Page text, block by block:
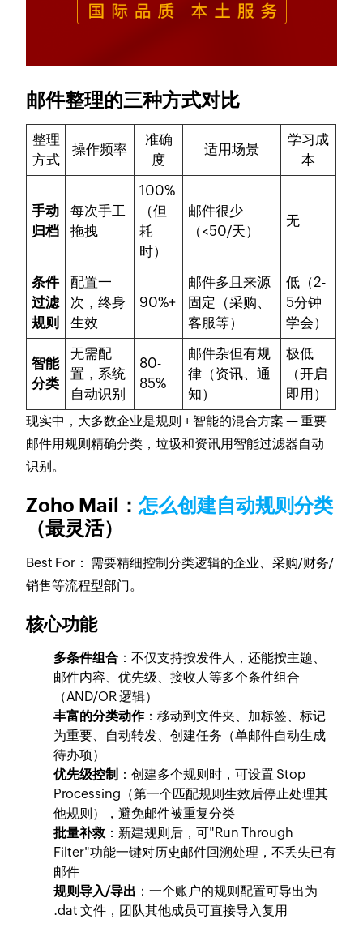
邮件整理的三种方式对比
整理
方式
操作频率
准确
度
适用场景
学习成
本
手动
归档
每次手工
拖拽
100%
（但
耗
时）
邮件很少
（<50/天）
无
条件
过滤
规则
配置一
次，终身
生效
90%+
邮件多且来源
固定（采购、
客服等）
低（2-
5分钟
学会）
智能
分类
无需配
置，系统
自动识别
80-
85%
邮件杂但有规
律（资讯、通
知）
极低
（开启
即用）
现实中，大多数企业是规则 + 智能的混合方案 — 重要
邮件用规则精确分类，垃圾和资讯用智能过滤器自动
识别。
Zoho Mail：怎么创建自动规则分类
（最灵活）
Best For： 需要精细控制分类逻辑的企业、采购/财务/
销售等流程型部门。
核心功能
多条件组合 ：不仅支持按发件人，还能按主题、
邮件内容、优先级、接收人等多个条件组合
（AND/OR 逻辑）
丰富的分类动作：移动到文件夹、加标签、标记
为重要、自动转发、创建任务（单邮件自动生成
待办项）
优先级控制 ：创建多个规则时，可设置 Stop
Processing（第一个匹配规则生效后停止处理其
他规则），避免邮件被重复分类
批量补救 ：新建规则后，可"Run Through
Filter"功能一键对历史邮件回溯处理，不丢失已有
邮件
规则导入/导出 ：一个账户的规则配置可导出为
.dat 文件，团队其他成员可直接导入复用